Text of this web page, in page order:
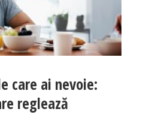
care ai nevoie:
reglează